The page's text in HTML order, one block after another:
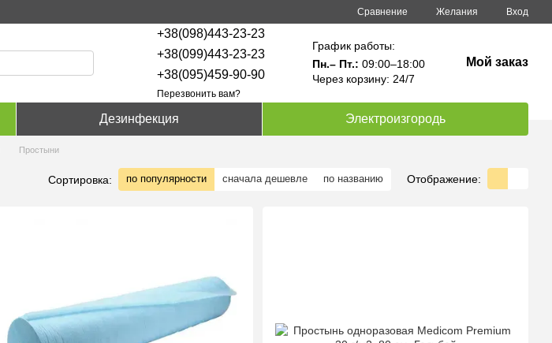
Сравнение Желания Вход
+38(098)443-23-23
+38(099)443-23-23
+38(095)459-90-90
Перезвонить вам?
График работы:
Пн.– Пт.: 09:00–18:00
Через корзину: 24/7
Мой заказ
Дезинфекция Электроизгородь
Простыни
Сортировка: по популярности сначала дешевле по названию Отображение: